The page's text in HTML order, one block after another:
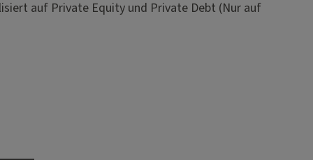
auf Private Equity und Private Debt (Nur auf